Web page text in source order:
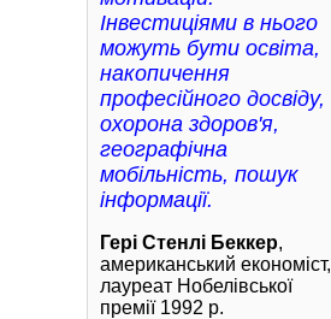
Інвестиціями в нього
можуть бути освіта,
накопичення
професійного досвіду,
охорона здоров'я,
географічна
мобільність, пошук
інформації.
Гері Стенлі Беккер,
американський економіст,
лауреат Нобелівської
премії 1992 р.